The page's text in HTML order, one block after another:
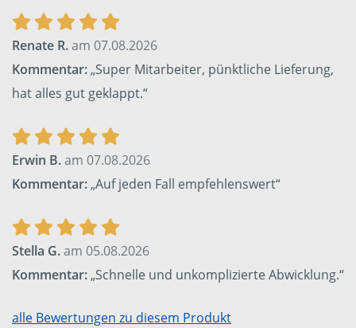
Renate R.am 07.08.2026
Kommentar:„Super Mitarbeiter, pünktliche Lieferung,
hat alles gut geklappt.“
Erwin B.am 07.08.2026
Kommentar:„Auf jeden Fall empfehlenswert“
Stella G.am 05.08.2026
Kommentar:„Schnelle und unkomplizierte Abwicklung.“
alle Bewertungen zu diesem Produkt